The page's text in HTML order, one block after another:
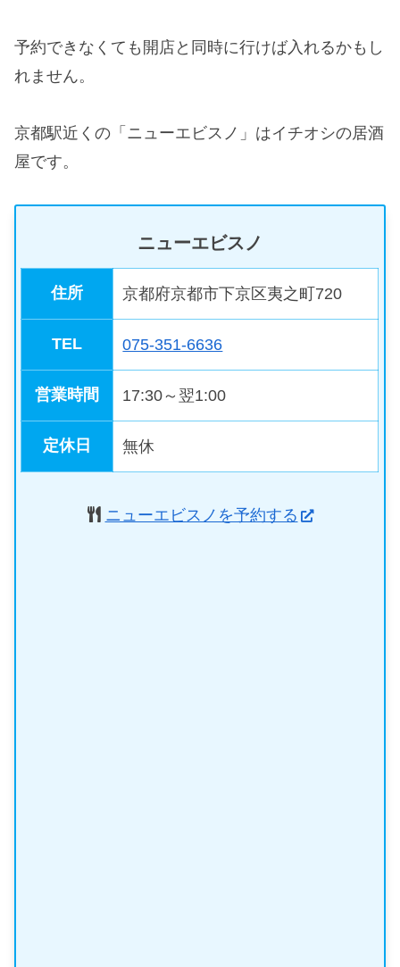
予約できなくても開店と同時に行けば入れるかもし
れません。
京都駅近くの「ニューエビスノ」はイチオシの居酒
屋です。
ニューエビスノ
住所 京都府京都市下京区夷之町720
TEL 075-351-6636
営業時間 17:30～翌1:00
定休日 無休
ニューエビスノを予約する